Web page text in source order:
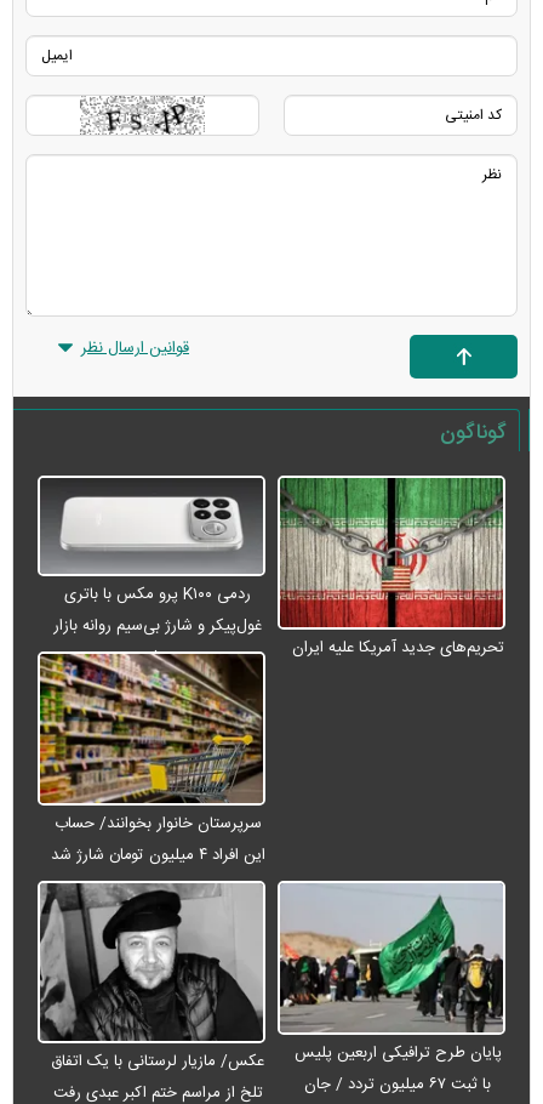
قوانین ارسال نظر
گوناگون
تحریم‌های جدید آمریکا علیه ایران
ردمی K۱۰۰ پرو مکس با باتری
غول‌پیکر و شارژ بی‌سیم روانه بازار
می‌شود
سرپرستان خانوار بخوانند/ حساب
این افراد ۴ میلیون تومان شارژ شد
پایان طرح ترافیکی اربعین پلیس
با ثبت ۶۷ میلیون تردد / جان
عکس/ مازیار لرستانی با یک اتفاق
تلخ از مراسم ختم اکبر عبدی رفت